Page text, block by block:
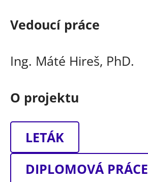
Vedoucí práce
Ing. Máté Hireš, PhD.
O projektu
LETÁK
DIPLOMOVÁ PRÁCE